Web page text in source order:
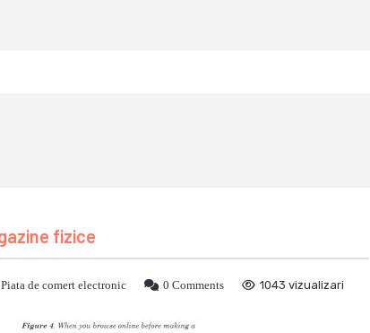
fizice
Piata de comert electronic 0 Comments 1043 vizualizari